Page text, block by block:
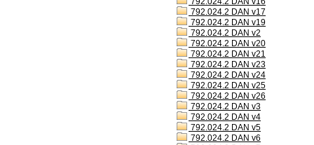
792.024.2 DAN v17
792.024.2 DAN v19
792.024.2 DAN v2
792.024.2 DAN v20
792.024.2 DAN v21
792.024.2 DAN v23
792.024.2 DAN v24
792.024.2 DAN v25
792.024.2 DAN v26
792.024.2 DAN v3
792.024.2 DAN v4
792.024.2 DAN v5
792.024.2 DAN v6